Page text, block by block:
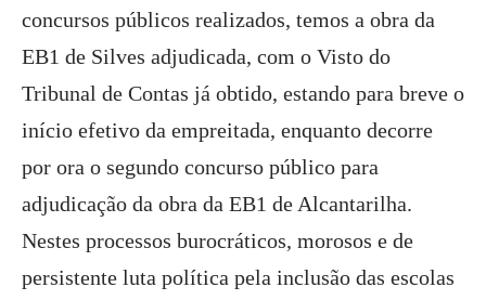
concursos públicos realizados, temos a obra da
EB1 de Silves adjudicada, com o Visto do
Tribunal de Contas já obtido, estando para breve o
início efetivo da empreitada, enquanto decorre
por ora o segundo concurso público para
adjudicação da obra da EB1 de Alcantarilha.
Nestes processos burocráticos, morosos e de
persistente luta política pela inclusão das escolas